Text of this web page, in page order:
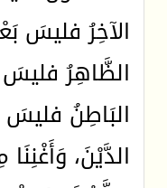
الآخِرُ فليسَ
الظَّاهِرُ
البَاطِنُ
الدَّيْنَ،